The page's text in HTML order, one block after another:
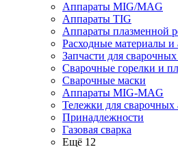
Аппараты MIG/MAG
Аппараты TIG
Аппараты плазменной
Расходные материалы и
Запчасти для
Сварочные горелки и
Сварочные маски
Аппараты MIG-MAG
Тележки для сварочных
Принадлежности
Газовая сварка
Ещё 12